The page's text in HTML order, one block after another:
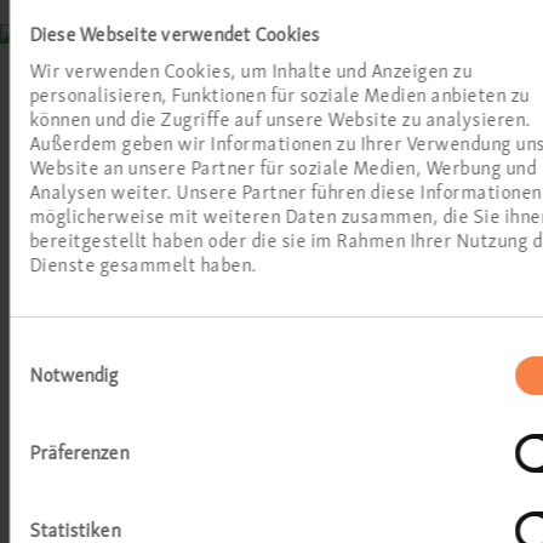
Diese Webseite verwendet Cookies
Wir verwenden Cookies, um Inhalte und Anzeigen zu
personalisieren, Funktionen für soziale Medien anbieten zu
können und die Zugriffe auf unsere Website zu analysieren.
Außerdem geben wir Informationen zu Ihrer Verwendung
Website an unsere Partner für soziale Medien, Werbung und
Analysen weiter. Unsere Partner führen diese Informationen
möglicherweise mit weiteren Daten zusammen, die Sie
bereitgestellt haben oder die sie im Rahmen Ihrer Nutzung
Dienste gesammelt haben.
Notwendig
Präferenzen
Statistiken
Wir bieten HNO-
Basisleistungen mit
Spezialisierungen
umfassende Versorgung mit HNO-
auf einige zusätzliche Leistungen